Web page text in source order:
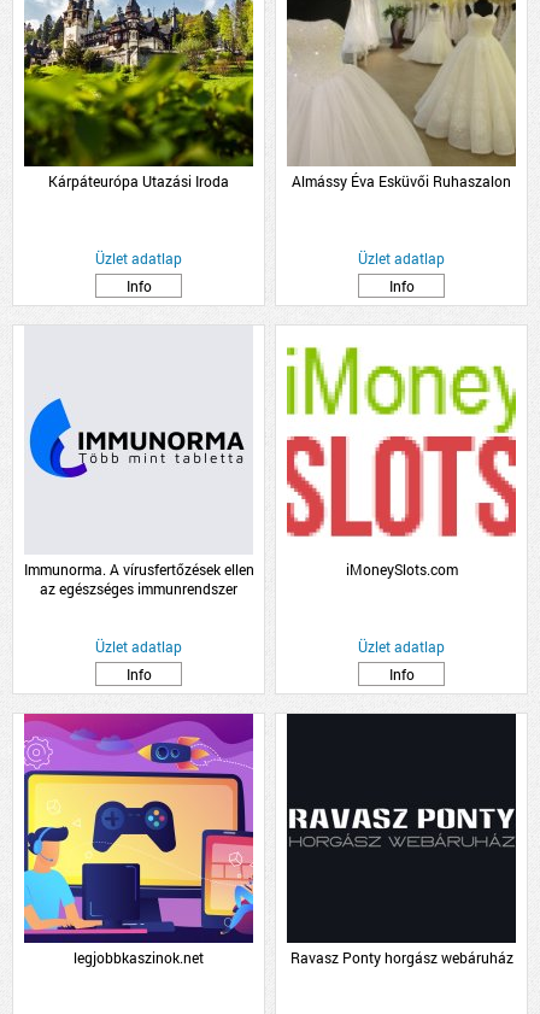
Kárpáteurópa Utazási Iroda
Üzlet adatlap
Info
Almássy Éva Esküvői Ruhaszalon
Üzlet adatlap
Info
Immunorma. A vírusfertőzések ellen
az egészséges immunrendszer
Üzlet adatlap
Info
iMoneySlots.com
Üzlet adatlap
Info
legjobbkaszinok.net Ravasz Ponty horgász webáruház